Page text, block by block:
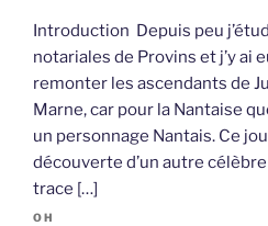
Introduction Depuis peu
notariales de Provins et j’y ai
remonter les ascendants de
Marne, car pour la Nantaise
un personnage Nantais. Ce
découverte d’un autre
trace […]
OH